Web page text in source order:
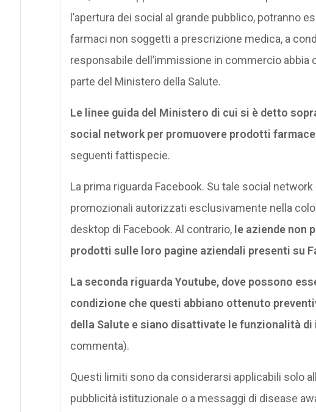
l’apertura dei social al grande pubblico, potranno
farmaci non soggetti a prescrizione medica, a
responsabile dell’immissione in commercio abbia
parte del Ministero della Salute.
Le linee guida del Ministero di cui si è detto
social network per promuovere prodotti
seguenti fattispecie.
La prima riguarda Facebook. Su tale social
promozionali autorizzati esclusivamente nella
desktop di Facebook. Al contrario, le aziende non
prodotti sulle loro pagine aziendali presenti su
La seconda riguarda Youtube, dove possono
condizione che questi abbiano ottenuto
della Salute e siano disattivate le funzionalità
commenta).
Questi limiti sono da considerarsi applicabili solo
pubblicità istituzionale o a messaggi di disease